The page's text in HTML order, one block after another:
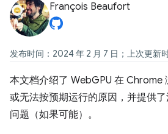
François Beaufort
发布时间：2024 年 2 月 7 日；上次更新
本文档介绍了 WebGPU 在 Chrome
或无法按预期运行的原因，并提供
问题（如果可能）。